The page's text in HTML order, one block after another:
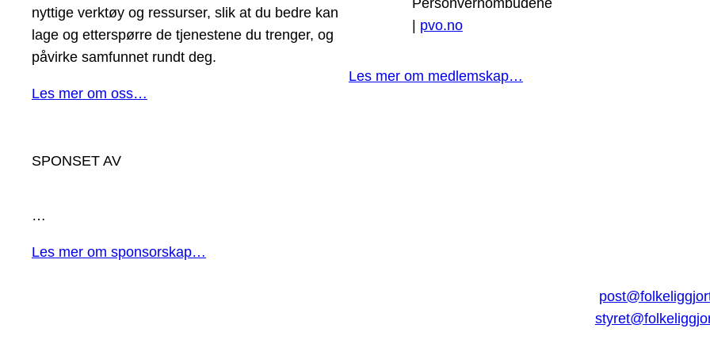
nyttige verktøy og ressurser, slik at du bedre kan
lage og etterspørre de tjenestene du trenger, og
påvirke samfunnet rundt deg.
Les mer om oss…
| pvo.no
Les mer om medlemskap…
SPONSET AV
…
Les mer om sponsorskap…